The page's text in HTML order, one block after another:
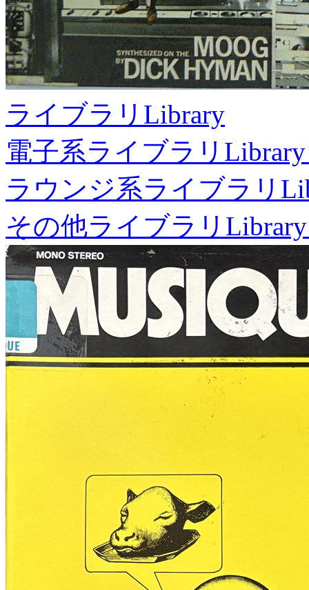
ライブラリ Library
電子系ライブラリ
ラウンジ系ライブラリ
その他ライブラリ